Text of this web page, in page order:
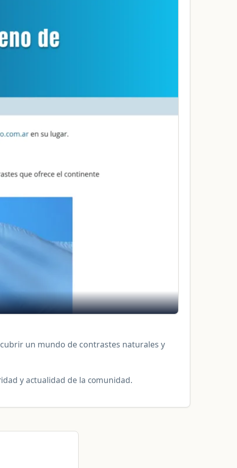
un mundo de contrastes naturales y
y actualidad de la comunidad.